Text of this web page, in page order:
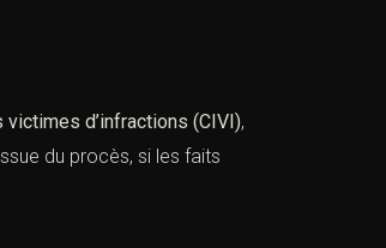
d’infractions (CIVI),
du procès, si les faits